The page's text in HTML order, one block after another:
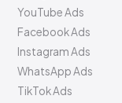
YouTube Ads
Facebook Ads
Instagram Ads
WhatsApp Ads
TikTok Ads